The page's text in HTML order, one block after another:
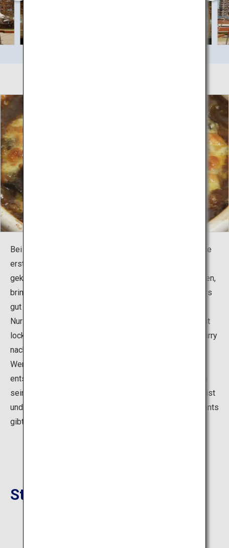
Bei einem Mittagessen in Mojiko Retro ist Yaki-Curry die
erste Wahl. Der geschmolzene Käse und das weich
gekochte Ei, die bei dieser Spezialität nicht fehlen dürfen,
bringen den würzigen Geschmack des Currys besonders
gut zur Geltung.
Nur einen Steinwurf von der Mojiko-Bahnstation entfernt
locken diverse Restaurants, die alle ihr eigenes Yaki-Curry
nach Art des Hauses anbieten.
Wenn Sie sich angesichts der großen Auswahl nicht
entscheiden können, kann eine Übersichtskarte nützlich
sein, die an verschiedenen Orten in der Stadt erhältlich ist
und einen Überblick über sämtliche Yaki-Curry-Restaurants
gibt.
Standort